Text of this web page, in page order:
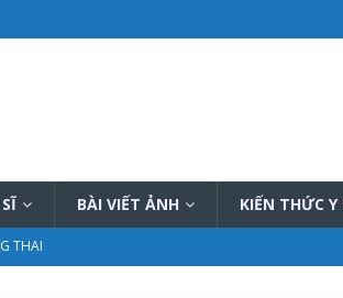
BÀI VIẾT ẢNH KIẾN THỨC Y
THAI